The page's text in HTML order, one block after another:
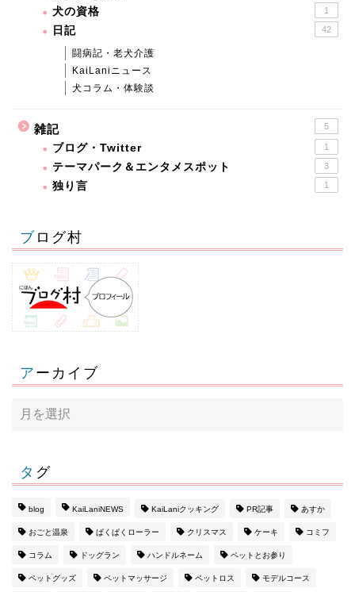
犬の資格 1
日記 42
闘病記・老犬介護
KaiLaniニュース
犬コラム・体験談
雑記 5
ブログ・Twitter 1
テーマパーク＆エンタメスポット 3
独り言 1
ブログ村
アーカイブ
タグ
blog KaiLaniNEWS KaiLaniクッキング PR記事 あすか
おごと温泉 ぱくぱくローラー クリスマス ケーキ コミフ
コラム ドッグラン ハンドルネーム ペットとお参り
ペットグッズ ペットマッサージ ペットロス モデルコース